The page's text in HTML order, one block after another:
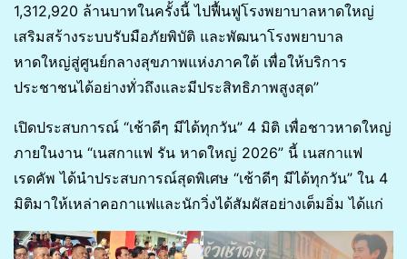
1,312,920 ล้านบาทในครั้งนี้ ไปฟื้นฟูโรงพยาบาลหาดใหญ่
เสริมสร้างระบบรับมือภัยพิบัติ และพัฒนาโรงพยาบาล
หาดใหญ่สู่ศูนย์กลางสุขภาพแห่งภาคใต้ เพื่อให้บริการ
ประชาชนได้อย่างทั่วถึงและมีประสิทธิภาพสูงสุด”
เปิดประสบการณ์ “เช้าดีๆ มีได้ทุกวัน” 4 มิติ เพื่อชาวหาดใหญ่
ภายในงาน “เนสกาแฟ รัน หาดใหญ่ 2026” นี้ เนสกาแฟ
เรดคัพ ได้นำประสบการณ์สุดพิเศษ “เช้าดีๆ มีได้ทุกวัน” ใน 4
มิติมาให้เหล่าคอกาแฟและนักวิ่งได้สัมผัสอย่างเต็มอิ่ม ได้แก่